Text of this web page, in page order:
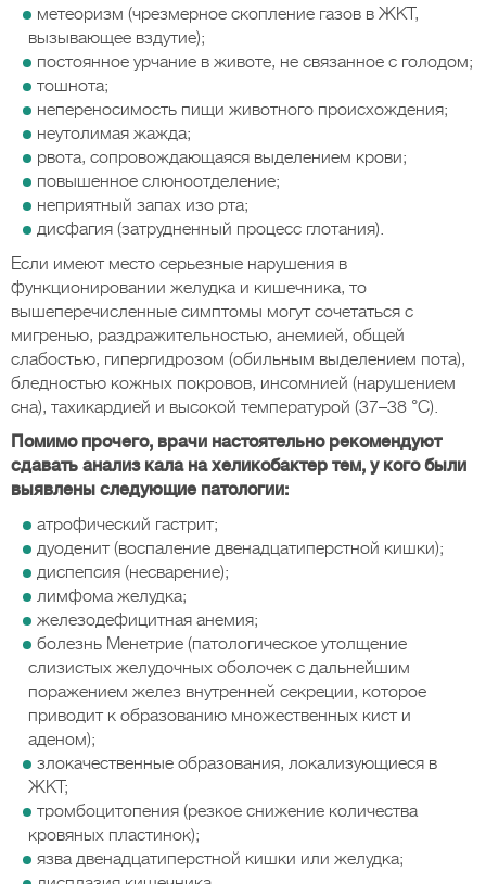
метеоризм (чрезмерное скопление газов в ЖКТ,
вызывающее вздутие);
постоянное урчание в животе, не связанное с голодом;
тошнота;
непереносимость пищи животного происхождения;
неутолимая жажда;
рвота, сопровождающаяся выделением крови;
повышенное слюноотделение;
неприятный запах изо рта;
дисфагия (затрудненный процесс глотания).
Если имеют место серьезные нарушения в
функционировании желудка и кишечника, то
вышеперечисленные симптомы могут сочетаться с
мигренью, раздражительностью, анемией, общей
слабостью, гипергидрозом (обильным выделением пота),
бледностью кожных покровов, инсомнией (нарушением
сна), тахикардией и высокой температурой (37–38 °C).
Помимо прочего, врачи настоятельно рекомендуют
сдавать анализ кала на хеликобактер тем, у кого были
выявлены следующие патологии:
атрофический гастрит;
дуоденит (воспаление двенадцатиперстной кишки);
диспепсия (несварение);
лимфома желудка;
железодефицитная анемия;
болезнь Менетрие (патологическое утолщение
слизистых желудочных оболочек с дальнейшим
поражением желез внутренней секреции, которое
приводит к образованию множественных кист и
аденом);
злокачественные образования, локализующиеся в
ЖКТ;
тромбоцитопения (резкое снижение количества
кровяных пластинок);
язва двенадцатиперстной кишки или желудка;